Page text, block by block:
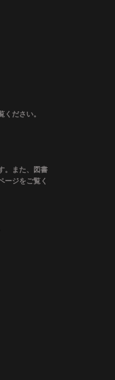
ださい。
。また、図書
ージをご覧く